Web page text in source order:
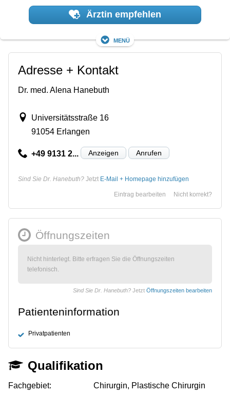
Ärztin empfehlen
Menü
Adresse + Kontakt
Dr. med. Alena Hanebuth
Universitätsstraße 16
91054 Erlangen
+49 9131 2... Anzeigen Anrufen
Sind Sie Dr. Hanebuth? Jetzt E-Mail + Homepage hinzufügen
Nicht korrekt?
Eintrag bearbeiten
Öffnungszeiten
Nicht hinterlegt. Bitte erfragen Sie die Öffnungszeiten
telefonisch.
Sind Sie Dr. Hanebuth? Jetzt Öffnungszeiten bearbeiten
Patienteninformation
Privatpatienten
Qualifikation
Fachgebiet:
Chirurgin, Plastische Chirurgin